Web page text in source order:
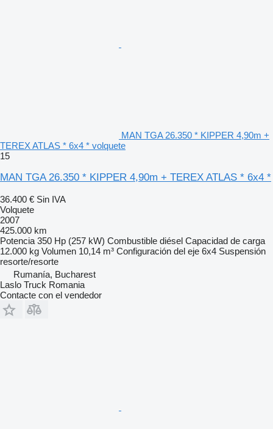
MAN TGA 26.350 * KIPPER 4,90m +
TEREX ATLAS * 6x4 * volquete
15
MAN TGA 26.350 * KIPPER 4,90m + TEREX ATLAS * 6x4 *
36.400 € Sin IVA
Volquete
2007
425.000 km
Potencia 350 Hp (257 kW) Combustible diésel Capacidad de carga
12.000 kg Volumen 10,14 m³ Configuración del eje 6x4 Suspensión
resorte/resorte
Rumanía, Bucharest
Laslo Truck Romania
Contacte con el vendedor